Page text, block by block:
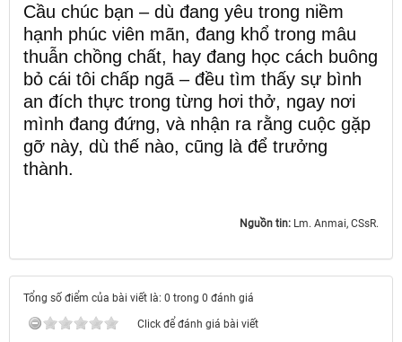
Cầu chúc bạn – dù đang yêu trong niềm
hạnh phúc viên mãn, đang khổ trong mâu
thuẫn chồng chất, hay đang học cách buông
bỏ cái tôi chấp ngã – đều tìm thấy sự bình
an đích thực trong từng hơi thở, ngay nơi
mình đang đứng, và nhận ra rằng cuộc gặp
gỡ này, dù thế nào, cũng là để trưởng
thành.
Nguồn tin: Lm. Anmai, CSsR.
Tổng số điểm của bài viết là: 0 trong 0 đánh giá
Click để đánh giá bài viết